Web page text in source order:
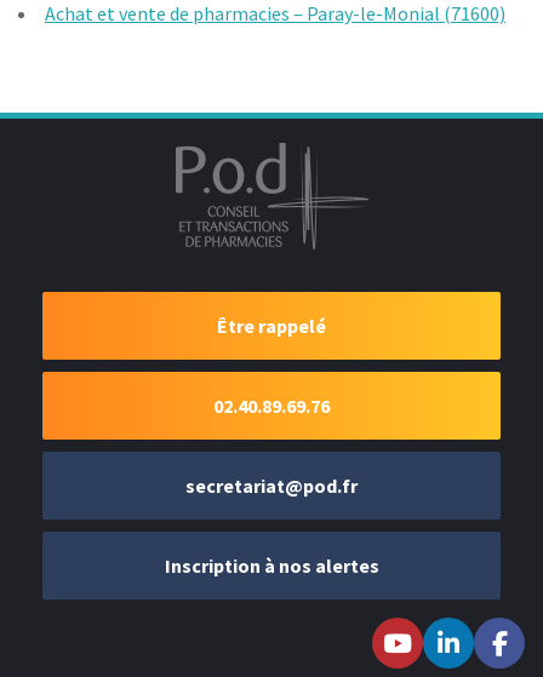
Achat et vente de pharmacies – Paray-le-Monial (71600)
Être rappelé
02.40.89.69.76
secretariat@pod.fr
Inscription à nos alertes